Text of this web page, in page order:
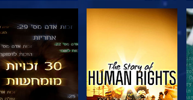
צפה